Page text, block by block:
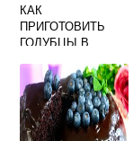
КАК
ПРИГОТОВИТЬ
ГОЛУБЦЫ В
ВИДЕО